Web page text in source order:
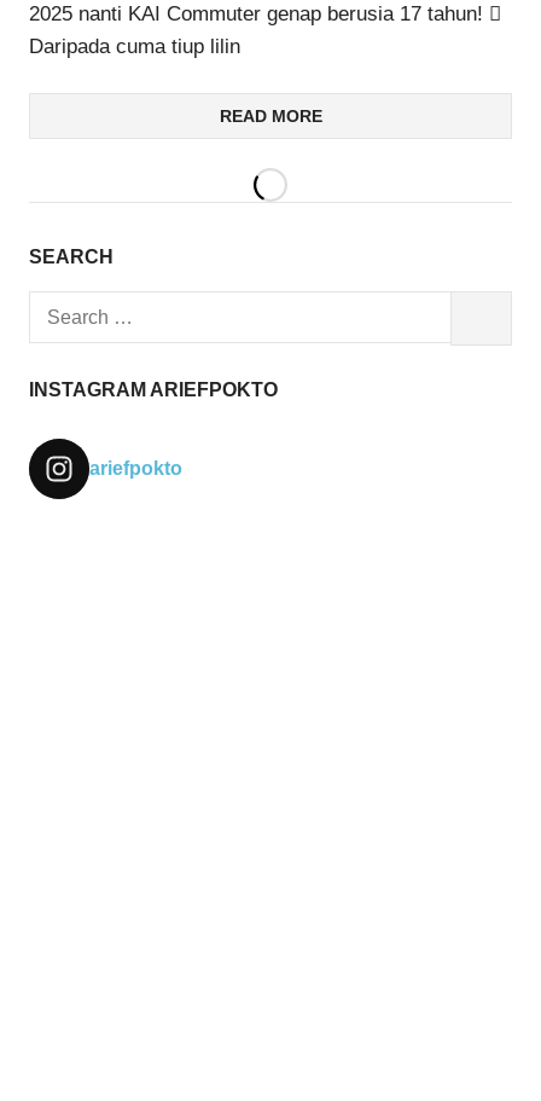
2025 nanti KAI Commuter genap berusia 17 tahun! 
Daripada cuma tiup lilin
READ MORE
SEARCH
Search
INSTAGRAM ARIEFPOKTO
ariefpokto